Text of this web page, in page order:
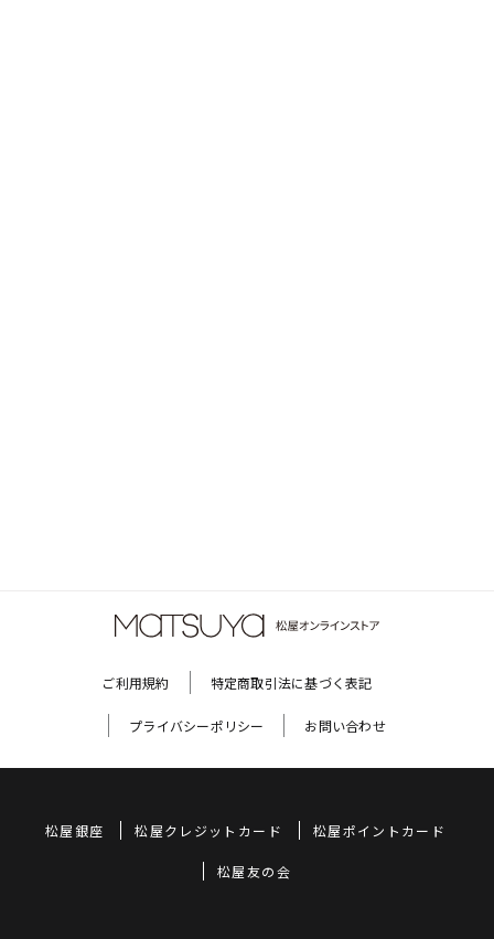
ご利用規約 特定商取引法に基づく表記
プライバシーポリシー お問い合わせ
松屋銀座 松屋クレジットカード 松屋ポイントカード
松屋友の会